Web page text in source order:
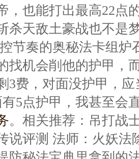
，也能打出最高22点
杀天敌土豪战也不是
节奏的奥秘法卡组炉
找机会削他的护甲，
3费，对面没护甲，
5点护甲，我甚至会
。相关推荐：吊打战
说评测 法师：火妖法